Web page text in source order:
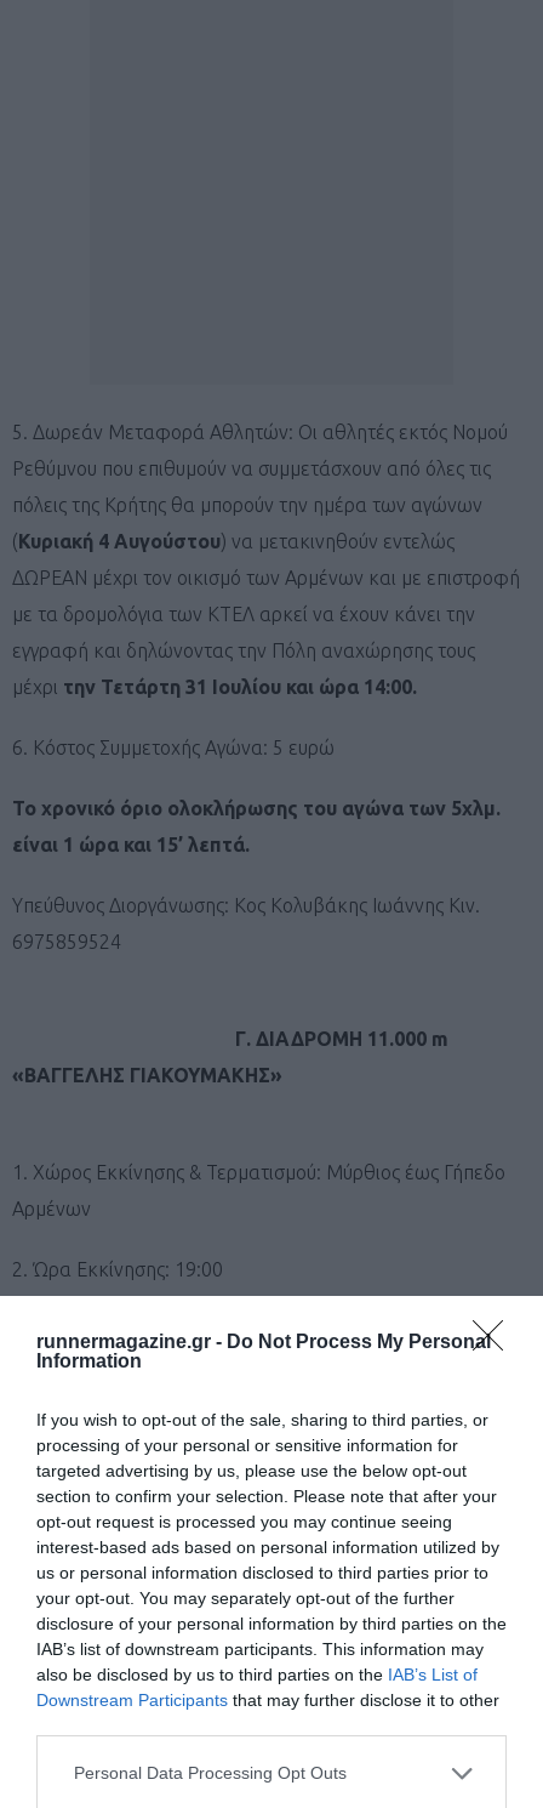
runnermagazine.gr - Do Not Process My Personal
Information
If you wish to opt-out of the sale, sharing to third parties, or
processing of your personal or sensitive information for
targeted advertising by us, please use the below opt-out
section to confirm your selection. Please note that after your
opt-out request is processed you may continue seeing
interest-based ads based on personal information utilized by
us or personal information disclosed to third parties prior to
your opt-out. You may separately opt-out of the further
disclosure of your personal information by third parties on the
IAB’s list of downstream participants. This information may
also be disclosed by us to third parties on the IAB’s List of
Downstream Participants that may further disclose it to other
Personal Data Processing Opt Outs
5. Δωρεάν Μεταφορά Αθλητών: Οι αθλητές εκτός Νομού
Ρεθύμνου που επιθυμούν να συμμετάσχουν από όλες τις
πόλεις της Κρήτης θα μπορούν την ημέρα των αγώνων
(Κυριακή 4 Αυγούστου) να μετακινηθούν εντελώς
ΔΩΡΕΑΝ μέχρι τον οικισμό των Αρμένων και με επιστροφή
με τα δρομολόγια των ΚΤΕΛ αρκεί να έχουν κάνει την
εγγραφή και δηλώνοντας την Πόλη αναχώρησης τους
μέχρι την Τετάρτη 31 Ιουλίου και ώρα 14:00.
6. Κόστος Συμμετοχής Αγώνα: 5 ευρώ
Το χρονικό όριο ολοκλήρωσης του αγώνα των 5χλμ.
είναι 1 ώρα και 15’ λεπτά.
Υπεύθυνος Διοργάνωσης: Κος Κολυβάκης Ιωάννης Κιν.
6975859524
Γ. ΔΙΑΔΡΟΜΗ 11.000 m
«ΒΑΓΓΕΛΗΣ ΓΙΑΚΟΥΜΑΚΗΣ»
1. Χώρος Εκκίνησης & Τερματισμού: Μύρθιος έως Γήπεδο
Αρμένων
2. Ώρα Εκκίνησης: 19:00
3. Δικαίωμα συμμετοχής: Όλοι ο πολίτες άνω τον 18
ετών(γεννηθέντες 2006 και πριν).
4. Έπαθλα: Σε όλους τους συμμετέχοντες θα δοθεί δωρεάν
μπλουζάκι, μετάλλιο και αναμνηστικός έπαινος. Επίσης θα
απονεμηθούν κύπελλα, στους 3 πρώτους άνδρες και στις 3
πρώτες γυναίκες. Ακόμα θα βραβευθεί ο μεγαλύτερος και η
μεγαλύτερη σε ηλικία συμμετέχοντας.
5. Δωρεά Μεταφορά Αθλητών: Οι αθλητές εκτός Νομού
Ρεθύμνου που επιθυμούν να συμμετάσχουν από όλες τις
πόλεις της Κρήτης θα μπορούν την ημέρα των αγώνων
Κυριακή 4 Αυγούστου) να μετακινηθούν εντελώς
ΔΩΡΕΑΝ μέχρι τον οικισμό των Αρμένων και με επιστροφή